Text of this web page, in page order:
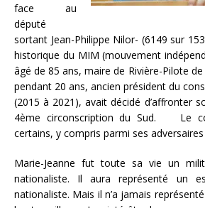
face au
député
sortant Jean-Philippe Nilor- (6149 sur
historique du MIM (mouvement
âgé de 85 ans, maire de Rivière-Pilote
pendant 20 ans, ancien président du
(2015 à 2021), avait décidé d’affronter
4ème circonscription du Sud. Le
certains, y compris parmi ses adversaires
Marie-Jeanne fut toute sa vie un
nationaliste. Il aura représenté un
nationaliste. Mais il n’a jamais